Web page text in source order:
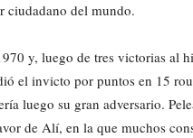
ciudadano del mundo.
y, luego de tres victorias al
el invicto por puntos en 15
luego su gran adversario.
de Alí, en la que muchos